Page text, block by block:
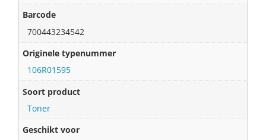
Barcode
700443234542
Originele typenummer
106R01595
Soort product
Toner
Geschikt voor